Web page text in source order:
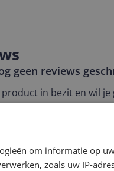
geen reviews
in bezit en wil
van je review.
gemiddeld tussen de
een betere
hier voor deom informatie op
zoals uw IP-